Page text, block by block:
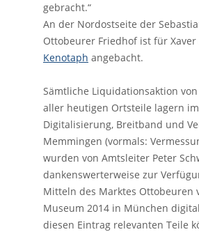
gebracht.“
An der Nordostseite der
Ottobeurer Friedhof ist für
Kenotaph angebacht.
Sämtliche Liquidationsaktion
aller heutigen Ortsteile lagern
Digitalisierung, Breitband und
Memmingen (vormals:
wurden von Amtsleiter Peter
dankenswerterweise zur
Mitteln des Marktes Ottobeuren
Museum 2014 in München
diesen Eintrag relevanten Teile